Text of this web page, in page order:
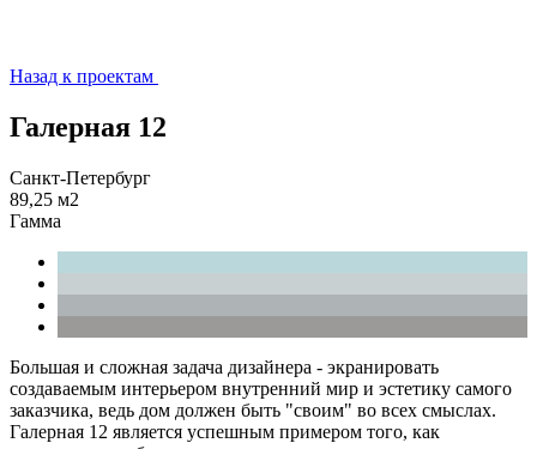
Назад к проектам
Галерная 12
Санкт-Петербург
89,25 м2
Гамма
Большая и сложная задача дизайнера - экранировать
создаваемым интерьером внутренний мир и эстетику самого
заказчика, ведь дом должен быть "своим" во всех смыслах.
Галерная 12 является успешным примером того, как